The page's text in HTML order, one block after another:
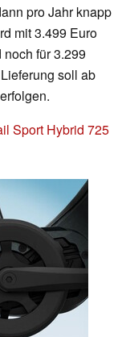
pro Jahr knapp
mit 3.499 Euro
für 3.299
soll ab
Sport Hybrid 725